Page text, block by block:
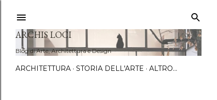
ARCHIS LOCI
Blog di Arte, Architettura e Design
ARCHITETTURA STORIA DELL'ARTE ALTRO…